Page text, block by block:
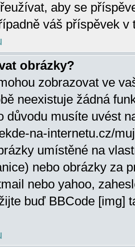
aby se
váš příspěvek v
obrázky?
zobrazovat ve
neexistuje žádná
důvodu musíte uvést
na-internetu.cz/
umístěné na
nebo obrázky za
nebo yahoo,
buď BBCode [img]